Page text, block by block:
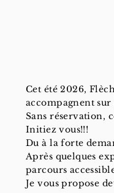
Cette année,
âne.
Sans
Découvrez nous!!!
Après quelques
petits.
Je vous propose
de Belle et
Cet été 2026,
accompagnent
Sans réservation,
Initiez vous!!!
Du à la forte
Après quelques
parcours
Je vous propose